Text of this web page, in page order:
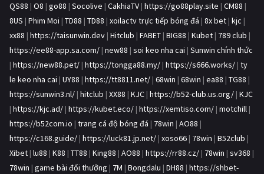
QS88 | O8 | go88 | Socolive | CakhiaTV | https://go88play.site | CM88 |
8US | Phim Moi | TD88 | TD88 | xoilactv trực tiếp bóng đá | 8x bet | kjc |
xx88 | https://taisunwin.dev | Hitclub | FABET | BIG88 | Kubet | 789 club |
https://ee88-app.sa.com/ | new88 | soi keo nha cai | Sunwin chính thức
| https://new88.pet/ | https://tongga88.my/ | https://s666.works/ | ty
le keo nha cai | UY88 | https://tt8811.net/ | 68win | 68win | ea88 | TG88 |
https://sunwin3.nl/ | hitclub | XX88 | KJC | https://b52-club.us.org/ | KJC
| https://kjc.ad/ | https://kubet.eco/ | https://xemtiso.com/ | motchill |
https://b52com.io | trang cá độ bóng đá | 78win | AO88 |
https://c168.guide/ | https://luck81.jp.net/ | xoso66 | 78win | B52club |
Xibet | lu88 | K88 | TT88 | King88 | AO88 | https://rr88.cz/ | 78win | sv368 |
78win | game bài đổi thưởng | 7M | Bongdalu | DH88 | https://shbet-